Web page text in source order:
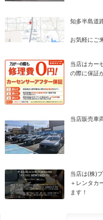
知多半島道
半田
お気軽にご
当店はカー
の際に保証
当店販売車
当店は(株)
＋レンタカ
ます！